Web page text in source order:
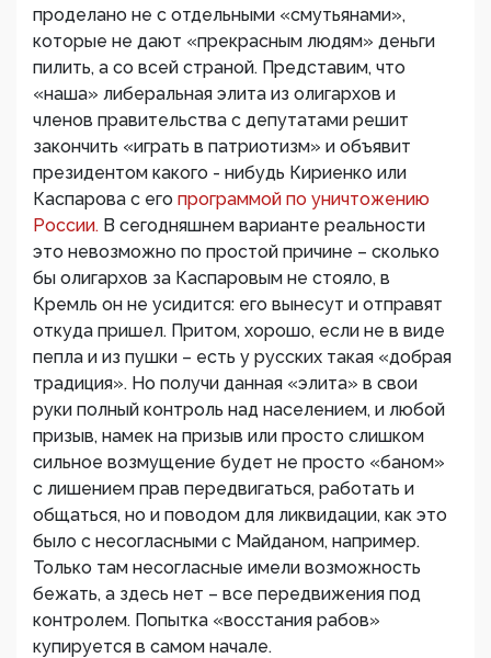
проделано не с отдельными «смутьянами»,
которые не дают «прекрасным людям» деньги
пилить, а со всей страной. Представим, что
«наша» либеральная элита из олигархов и
членов правительства с депутатами решит
закончить «играть в патриотизм» и объявит
президентом какого - нибудь Кириенко или
Каспарова с его программой по уничтожению
России. В сегодняшнем варианте реальности
это невозможно по простой причине – сколько
бы олигархов за Каспаровым не стояло, в
Кремль он не усидится: его вынесут и отправят
откуда пришел. Притом, хорошо, если не в виде
пепла и из пушки – есть у русских такая «добрая
традиция». Но получи данная «элита» в свои
руки полный контроль над населением, и любой
призыв, намек на призыв или просто слишком
сильное возмущение будет не просто «баном»
с лишением прав передвигаться, работать и
общаться, но и поводом для ликвидации, как это
было с несогласными с Майданом, например.
Только там несогласные имели возможность
бежать, а здесь нет – все передвижения под
контролем. Попытка «восстания рабов»
купируется в самом начале.